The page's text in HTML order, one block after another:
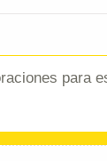
para